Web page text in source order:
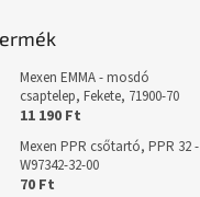
Mexen EMMA - mosdó
csaptelep, Fekete, 71900-70
11 190 Ft
Mexen PPR csőtartó, PPR 32 -
W97342-32-00
70 Ft